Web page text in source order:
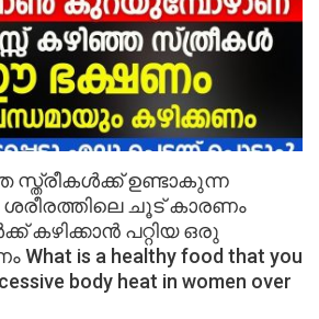
സ്ത്രീകൾക്ക് ഉണ്ടാകുന്ന
ശരീരത്തിലെ ചൂട് കാരണം
കഴിക്കാൻ പറ്റിയ ഒരു
is a healthy food that you
body heat in women over